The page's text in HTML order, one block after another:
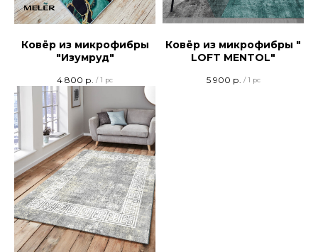
Ковёр из микрофибры
"Изумруд"
4 800 р. / 1 pc
Ковёр из микрофибры "
LOFT MENTOL"
5 900 р. / 1 pc